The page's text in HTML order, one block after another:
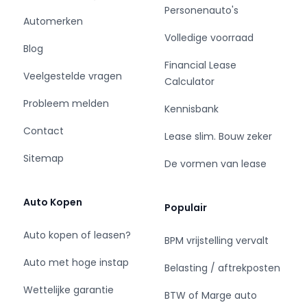
Financial lease behoort tot de mogelijkheden,
op onze site vindt u de tarieven en kunt u direct
een aanvraag doen. Alle prijzen zijn exclusief 21%
BTW tenzij anders vermeld. Informeer naar
aanvullende voorwaarden bij particuliere
exportpartner we provide all needed
documents and services.
Automerken
Blog
Veelgestelde vragen
Probleem melden
Contact
Sitemap
Auto Kopen
Auto kopen of leasen?
Auto met hoge instap
Wettelijke garantie
Personenauto's
Volledige voorraad
Financial Lease
Calculator
Kennisbank
Lease slim. Bouw zeker
De vormen van lease
Populair
BPM vrijstelling vervalt
Belasting / aftrekposten
BTW of Marge auto